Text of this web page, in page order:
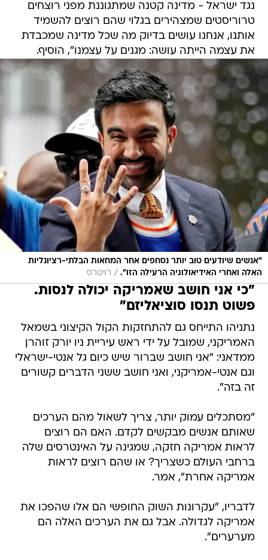
נגד ישראל - מדינה קטנה שמתגוננת מפני רוצחים
טרוריסטים שמצהירים בגלוי שהם רוצים להשמיד
אותנו, אנחנו עושים בדיוק מה שכל מדינה שמכבדת
את עצמה הייתה עושה: מגנים על עצמנו", הוסיף.
"אנשים שיודעים טוב יותר נסחפים אחר המחאות הבלתי-רציונליות
האלה ואחרי האידיאולוגיה הרעילה הזו". / רויטרס
"כי אני חושב שאמריקה יכולה לנסות.
פשוט תנסו סוציאליזם"
נתניהו התייחס גם להתחזקות הקול הקיצוני בשמאל
האמריקני, שמובל על ידי ראש עיריית ניו יורק זוהרן
ממדאני: "אני חושב שברור שיש כיום גל אנטי-ישראלי
וגם אנטי-אמריקני, ואני חושב ששני הדברים קשורים
זה בזה".
"מסתכלים עמוק יותר, צריך לשאול מהם הערכים
שאותם אנשים מבקשים לקדם. האם הם רוצים
לראות אמריקה חזקה, שמגינה על האינטרסים שלה
ברחבי העולם כשצריך? או שהם רוצים לראות
אמריקה אחרת", אמר.
לדבריו, "עקרונות השוק החופשי הם אלו שהפכו את
אמריקה לגדולה. אבל גם את הערכים האלה הם
מערערים".